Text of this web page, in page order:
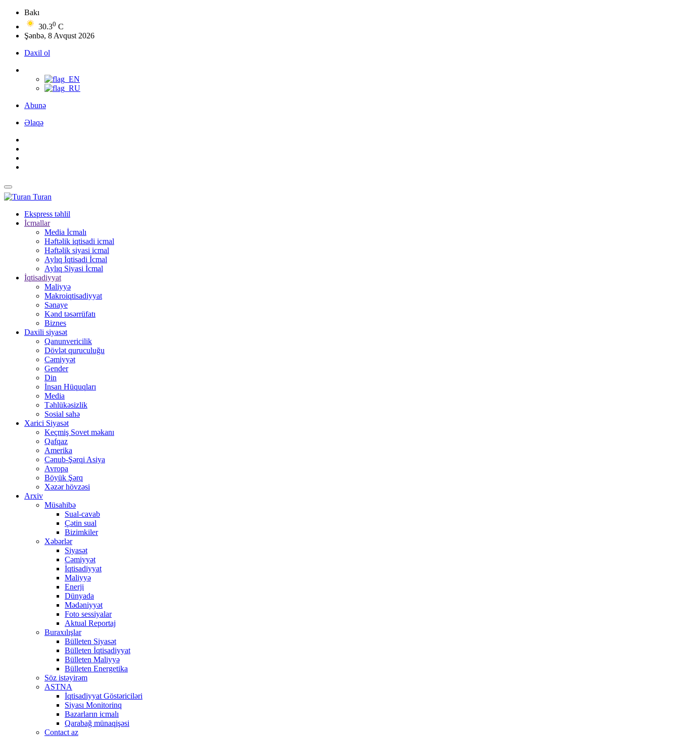
Bakı
30.30 C
Şənbə, 8 Avqust 2026
Daxil ol
Abunə
Əlaqə
Turan
Ekspress təhlil
İcmallar
Media İcmalı
Həftəlik iqtisadi icmal
Həftəlik siyasi icmal
Aylıq İqtisadi İcmal
Aylıq Siyasi İcmal
İqtisadiyyat
Maliyyə
Makroiqtisadiyyat
Sənaye
Kənd təsərrüfatı
Biznes
Daxili siyasət
Qanunvericilik
Dövlət quruculuğu
Cəmiyyət
Gender
Din
İnsan Hüquqları
Media
Təhlükəsizlik
Sosial sahə
Xarici Siyasət
Keçmiş Sovet məkanı
Qafqaz
Amerika
Cənub-Şərqi Asiya
Avropa
Böyük Şərq
Xəzər hövzəsi
Arxiv
Müsahibə
Sual-cavab
Çətin sual
Bizimkiler
Xəbərlər
Siyasət
Cəmiyyət
İqtisadiyyat
Maliyyə
Enerji
Dünyada
Mədəniyyət
Foto sessiyalar
Aktual Reportaj
Buraxılışlar
Bülleten Siyasət
Bülleten İqtisadiyyat
Bülleten Maliyyə
Bülleten Energetika
Söz istəyirəm
ASTNA
İqtisadiyyat Göstəriciləri
Siyası Monitorinq
Bazarların icmalı
Qarabağ münaqişəsi
Contact az